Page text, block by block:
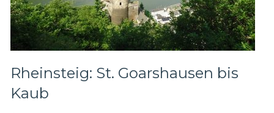
Rheinsteig: St. Goarshausen bis
Kaub